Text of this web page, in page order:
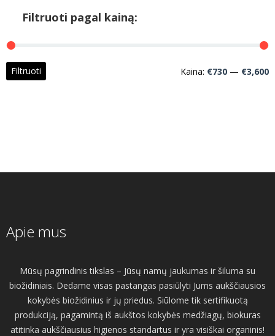
Filtruoti pagal kainą:
Filtruoti Kaina: €730 — €3,600
Apie mus
Mūsų pagrindinis tikslas – Jūsų namų jaukumas ir šiluma su
biožidiniais. Dedame visas pastangas pasiūlyti Jums aukščiausios
kokybės biožidinius ir jų priedus. Siūlome tik sertifikuotą
produkciją, pagamintą iš aukštos kokybės medžiagų, biokuras
atitinka aukščiausius higienos standartus ir yra visiškai organinis!